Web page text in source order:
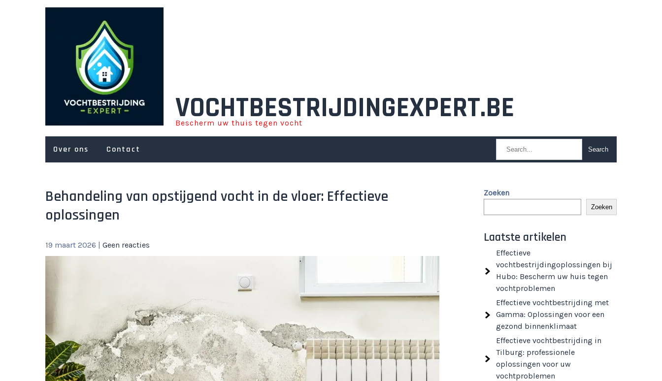
VOCHTBESTRIJDINGEXPERT.BE
Bescherm uw thuis tegen vocht
Over ons Contact
Behandeling van opstijgend vocht in de vloer: Effectieve
oplossingen
19 maart 2026 | Geen reacties
Zoeken
Zoeken
Laatste artikelen
Effectieve
vochtbestrijdingoplossingen bij
Hubo: Bescherm uw huis tegen
vochtproblemen
Effectieve vochtbestrijding met
Gamma: Oplossingen voor een
gezond binnenklimaat
Effectieve vochtbestrijding in
Tilburg: professionele
oplossingen voor uw
vochtproblemen